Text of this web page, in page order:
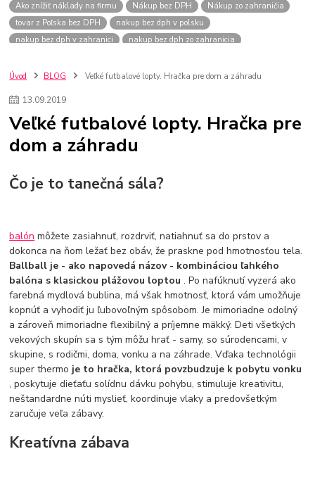
Ako znížiť náklady na firmu
Nákup bez DPH
Nákup zo zahraničia
tovar z Poľska bez DPH
nakup bez dph v polsku
nakup bez dph v zahranici
nakup bez dph zo zahranicia
szco nakup bez dph
Smart hodinky pre deti
Plyšový macovia
Lego Star Wars
Darčeky na Vianoce 2019
Vianočný darček pre dievča do 20€
Detské postele
L.O.L. Surprise bábiky
L.O.L. Surprise autíčka
L.O.L. Surprise zberateľské figúrky
L.O.L. OMG L.O.L. OMG Bábiky
Úvod BLOG Veľké futbalové lopty. Hračka pre dom a záhradu
13.09.2019
Veľké futbalové lopty. Hračka pre
dom a záhradu
Čo je to tanečná sála?
balón môžete zasiahnuť, rozdrviť, natiahnuť sa do prstov a
dokonca na ňom ležať bez obáv, že praskne pod hmotnosťou tela.
Ballball je - ako napovedá názov - kombináciou ľahkého
balóna s klasickou plážovou loptou. Po nafúknutí vyzerá ako
farebná mydlová bublina, má však hmotnosť, ktorá vám umožňuje
kopnúť a vyhodiť ju ľubovoľným spôsobom. Je mimoriadne odolný
a zároveň mimoriadne flexibilný a príjemne mäkký. Deti všetkých
vekových skupín sa s tým môžu hrať - samy, so súrodencami, v
skupine, s rodičmi, doma, vonku a na záhrade. Vďaka technológii
super thermo je to hračka, ktorá povzbudzuje k pobytu vonku
, poskytuje dieťaťu solídnu dávku pohybu, stimuluje kreativitu,
neštandardne núti myslieť, koordinuje vlaky a predovšetkým
zaručuje veľa zábavy.
Kreatívna zábava